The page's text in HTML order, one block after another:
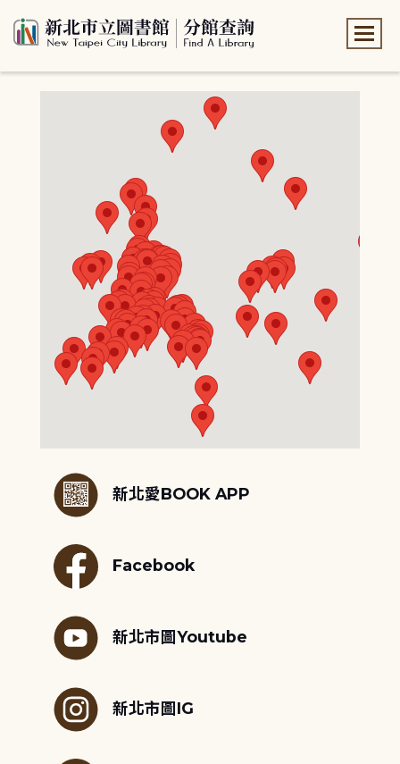
新北愛BOOK APP
Facebook
新北市圖Youtube
新北市圖IG